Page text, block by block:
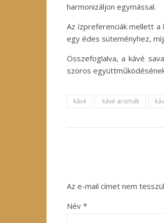
harmonizáljon egymással.
Az ízpreferenciák mellett
egy édes süteményhez,
Összefoglalva, a kávé
szoros
kávé kávé aromák
Az e-mail címet nem
Név *